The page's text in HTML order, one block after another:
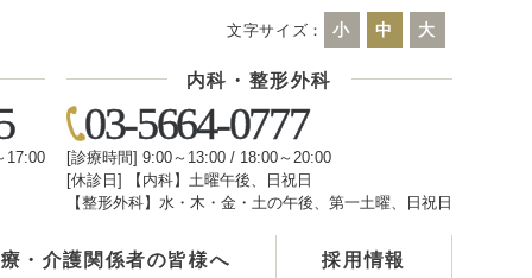
文字サイズ： 小 中 大
17:00
内科・整形外科
03-5664-0777
[診療時間] 9:00～13:00 / 18:00～20:00
[休診日] 【内科】土曜午後、日祝日
【整形外科】水・木・金・土の午後、第一土曜、日祝日
・介護関係者の皆様へ 採用情報